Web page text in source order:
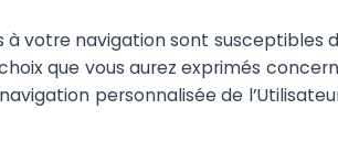
votre navigation sont susceptibles
que vous aurez exprimés
personnalisée de